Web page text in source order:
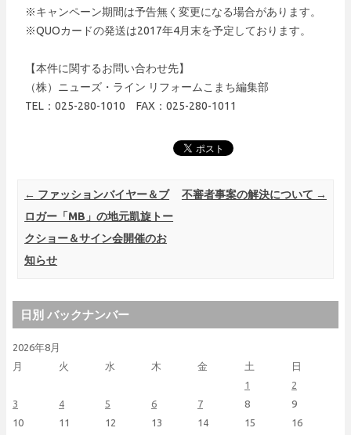
※キャンペーン期間は予告無く変更になる場合があります。
※QUOカードの発送は2017年4月末を予定しております。
【本件に関するお問い合わせ先】
（株）ニューズ・ライン リフォームこまち編集部
TEL：025-280-1010 FAX：025-280-1011
Post navigation
← ファッションバイヤー＆ブ
ロガー「MB」の地元凱旋トー
クショー＆サイン会開催のお
知らせ
不審者事案の解決について →
日別 バックナンバー
2026年8月
月
火 水 木 金 土 日
1
2
3
4 5 6 7 8
9
10
11 12 13 14 15
16